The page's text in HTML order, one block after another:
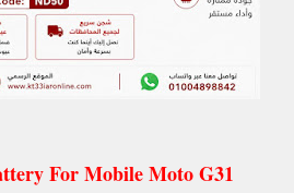
For Mobile Moto G31